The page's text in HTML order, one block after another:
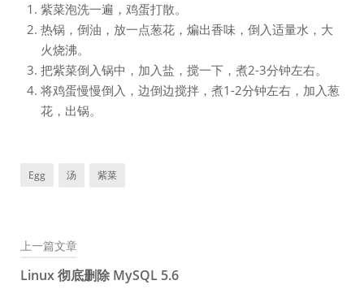
紫菜泡洗一遍，鸡蛋打散。
热锅，倒油，放一点葱花，煸出香味，倒入适量水，大
火烧沸。
把紫菜倒入锅中，加入盐，搅一下，煮2-3分钟左右。
将鸡蛋慢慢倒入，边倒边搅拌，煮1-2分钟左右，加入葱
花，出锅。
Egg 汤 紫菜
文
章
上一篇文章
Linux 彻底删除 MySQL 5.6